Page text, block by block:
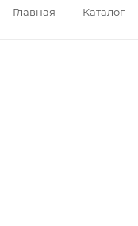
Главная — Каталог